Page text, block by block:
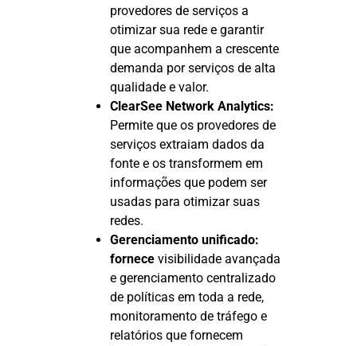
provedores de serviços a
otimizar sua rede e garantir
que acompanhem a crescente
demanda por serviços de alta
qualidade e valor.
ClearSee Network Analytics:
Permite que os provedores de
serviços extraiam dados da
fonte e os transformem em
informações que podem ser
usadas para otimizar suas
redes.
Gerenciamento unificado:
fornece visibilidade avançada
e gerenciamento centralizado
de políticas em toda a rede,
monitoramento de tráfego e
relatórios que fornecem